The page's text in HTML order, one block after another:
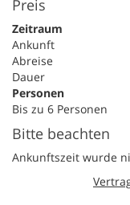
Preis
Zeitraum
Ankunft
Abreise
Dauer
Personen
Bis zu 6 Personen
Bitte beachten
Ankunftszeit wurde